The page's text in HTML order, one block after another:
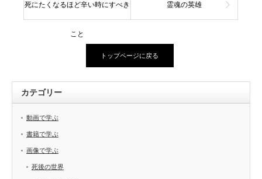
死にたくなるほど辛い時にすべき
こと
霊魂の英雄
トップページに戻る
カテゴリー
動画で学ぶ
書籍で学ぶ
画像で学ぶ
死後の世界